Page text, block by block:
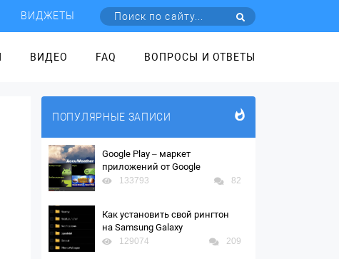
ВИДЖЕТЫ
ВИДЕО FAQ ВОПРОСЫ И ОТВЕТЫ
ПОПУЛЯРНЫЕ ЗАПИСИ
Google Play – маркет
приложений от Google
133793 82
Как установить свой рингтон
на Samsung Galaxy
129074 209